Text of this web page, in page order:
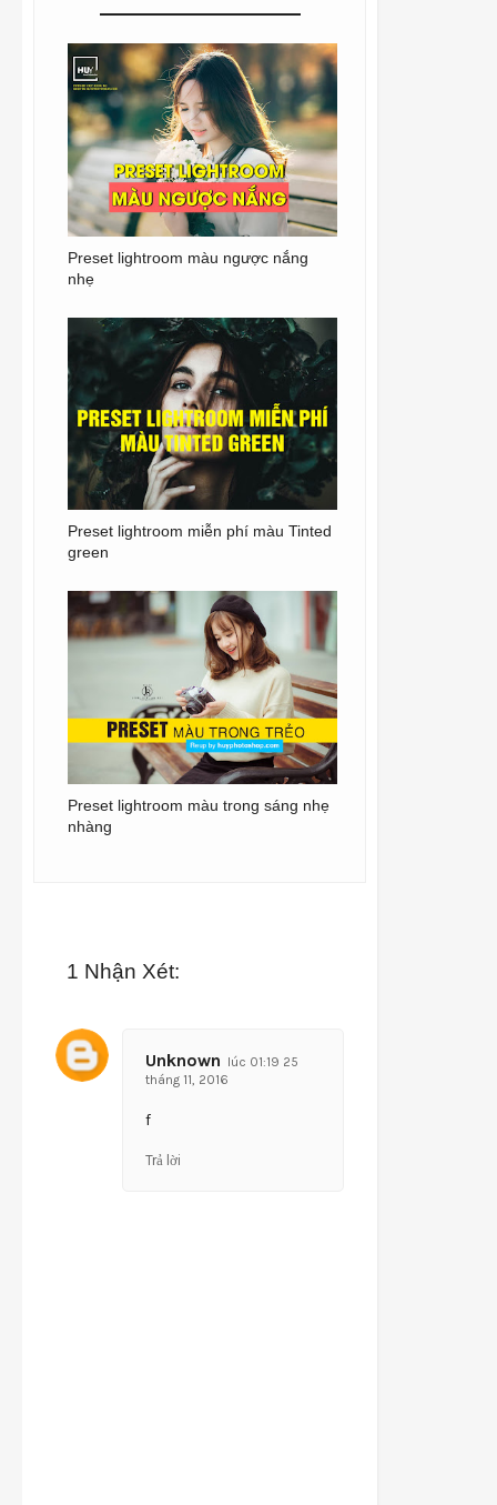
Preset lightroom màu ngược nắng
nhẹ
Preset lightroom miễn phí màu Tinted
green
Preset lightroom màu trong sáng nhẹ
nhàng
1 Nhận Xét:
Unknown lúc 01:19 25
tháng 11, 2016
f
Trả lời